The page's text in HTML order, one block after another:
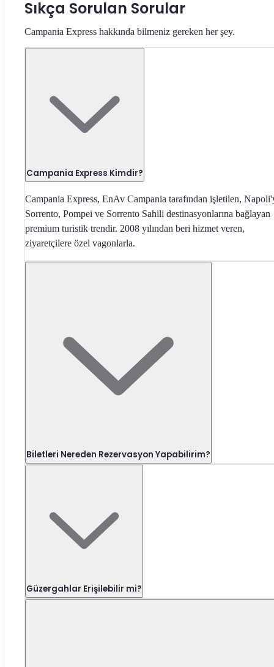
Sıkça Sorulan Sorular
Campania Express hakkında bilmeniz gereken her şey.
Campania Express Kimdir?
Campania Express, EnAv Campania tarafından işletilen,
Sorrento, Pompei ve Sorrento Sahili destinasyonlarına bağlayan
premium turistik trendir. 2008 yılından beri hizmet veren,
ziyaretçilere özel vagonlarla.
Biletleri Nereden Rezervasyon Yapabilirim?
Güzergahlar Erişilebilir mi?